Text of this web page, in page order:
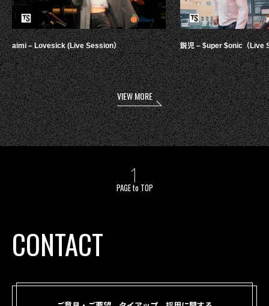
aimi – Lovesick (Live Session） 鋭児 – $uper $onic（Live
VIEW MORE
PAGE to TOP
CONTACT